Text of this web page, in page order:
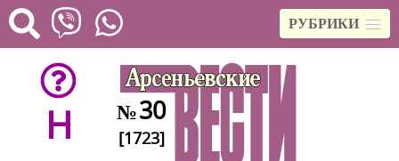
РУБРИКИ
H №30
[1723]